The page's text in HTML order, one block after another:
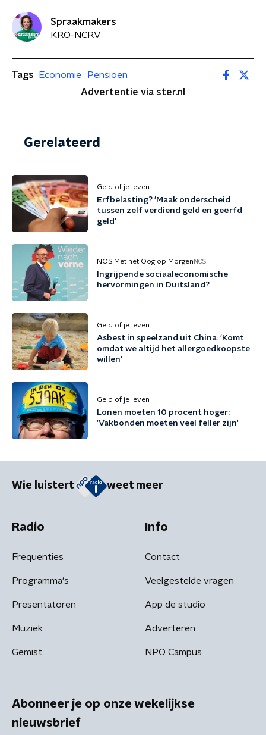
Spraakmakers
KRO-NCRV
Tags Economie
Pensioen
Advertentie via ster.nl
Gerelateerd
Geld of je leven
Erfbelasting? 'Maak onderscheid
tussen zelf verdiend geld en geërfd
geld'
NOS Met het Oog op Morgen NOS
Ingrijpende sociaaleconomische
hervormingen in Duitsland?
Geld of je leven
Asbest in speelzand uit China: 'Komt
omdat we altijd het allergoedkoopste
willen'
Geld of je leven
Lonen moeten 10 procent hoger:
'Vakbonden moeten veel feller zijn'
Wie luistert weet meer
Radio
Frequenties
Programma's
Presentatoren
Muziek
Gemist
Info
Contact
Veelgestelde vragen
App de studio
Adverteren
NPO Campus
Abonneer je op onze wekelijkse
nieuwsbrief